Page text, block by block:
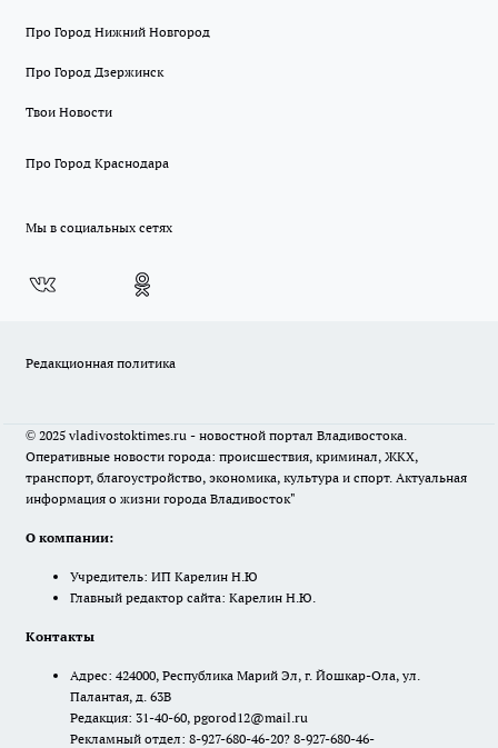
Про Город Нижний Новгород
Про Город Дзержинск
Твои Новости
Про Город Краснодара
Мы в социальных сетях
Редакционная политика
© 2025 vladivostoktimes.ru - новостной портал Владивостока.
Оперативные новости города: происшествия, криминал, ЖКХ,
транспорт, благоустройство, экономика, культура и спорт. Актуальная
информация о жизни города Владивосток"
О компании:
Учредитель: ИП Карелин Н.Ю
Главный редактор сайта: Карелин Н.Ю.
Контакты
Адрес: 424000, Республика Марий Эл, г. Йошкар-Ола, ул.
Палантая, д. 63В
Редакция: 31-40-60, pgorod12@mail.ru
Рекламный отдел: 8-927-680-46-20? 8-927-680-46-